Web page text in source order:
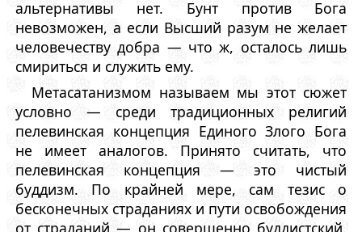
альтернативы нет. Бунт против Бога
невозможен, а если Высший разум не желает
человечеству добра — что ж, осталось лишь
смириться и служить ему.
Метасатанизмом называем мы этот сюжет
условно — среди традиционных религий
пелевинская концепция Единого Злого Бога
не имеет аналогов. Принято считать, что
пелевинская концепция — это чистый
буддизм. По крайней мере, сам тезис о
бесконечных страданиях и пути освобождения
от страданий — он совершенно буддистский.